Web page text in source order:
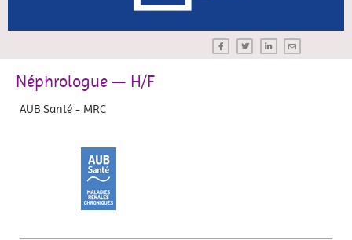
Néphrologue — H/F
AUB Santé - MRC